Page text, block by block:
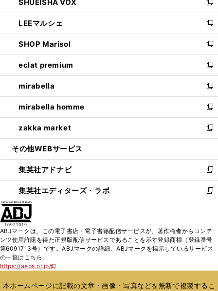
で
開
く
ド
ウ
で
開
く
ィ
ン
ド
ウ
で
開
く
い
ウ
ィ
ン
ド
ウ
で
開
く
SHUEISHA VOX
新
し
い
ウ
ィ
ン
ド
ウ
で
開
く
LEEマルシェ
新
し
い
ウ
ィ
ン
ド
ウ
で
開
く
SHOP Marisol
新
し
い
ウ
ィ
ン
ド
ウ
で
開
eclat premium
新
し
い
ウ
ィ
ン
ド
ウ
開
く
mirabella
新
し
い
ウ
ィ
ン
ウ
で
開
く
mirabella homme
新
し
い
ウ
ン
ド
ウ
で
zakka market
新
し
ウ
ィ
ン
ド
く
その他WEBサービス
集英社アドナビ
新
し
い
ド
ウ
で
集英社エディターズ・ラボ
新
ィ
ン
ド
開
ABJマークは、この電子書店・電子書籍配信サービスが、著作権者からコンテ
ンツ使用許諾を得た正規版配信サービスであることを示す登録商標（登録番号
第6091713号）です。ABJマークの詳細、ABJマークを掲示しているサービス
の一覧はこちら。
https://aebs.or.jp/
新
い
本ホームページに記載の文章・画像・写真などを無断で複製するこ